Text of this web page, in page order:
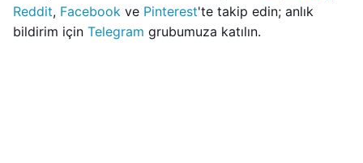
Reddit, Facebook ve Pinterest'te takip edin; anlık
bildirim için Telegram grubumuza katılın.